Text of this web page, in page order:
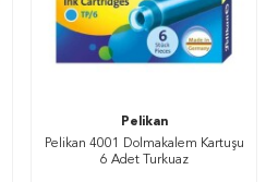
Pelikan
Pelikan 4001 Dolmakalem Kartuşu
6 Adet Turkuaz